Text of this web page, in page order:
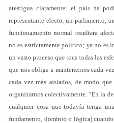
atestigua claramente: el país ha
representante electo, un parlamento,
funcionamiento normal resultara
no es estrictamente político; ya no es
un vasto proceso que toca todas las
que nos obliga a mantenernos cada
cada vez más aislados, de modo
organizarnos colectivamente. “En la
cualquier cosa que todavía tenga
fundamento, dominio o lógica)